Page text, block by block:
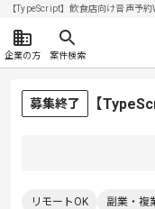
【TypeScript】飲食店向け音声予
企業の方 案件検索
募集終了 【
リモートOK 副業・複